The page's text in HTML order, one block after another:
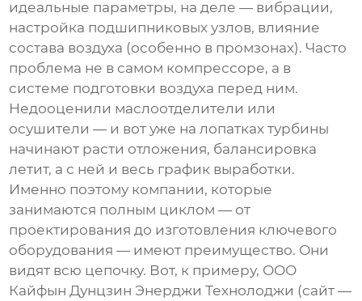
идеальные параметры, на деле — вибрации,
настройка подшипниковых узлов, влияние
состава воздуха (особенно в промзонах). Часто
проблема не в самом компрессоре, а в
системе подготовки воздуха перед ним.
Недооценили маслоотделители или
осушители — и вот уже на лопатках турбины
начинают расти отложения, балансировка
летит, а с ней и весь график выработки.
Именно поэтому компании, которые
занимаются полным циклом — от
проектирования до изготовления ключевого
оборудования — имеют преимущество. Они
видят всю цепочку. Вот, к примеру, ООО
Кайфын Дунцзин Энерджи Технолоджи (сайт —